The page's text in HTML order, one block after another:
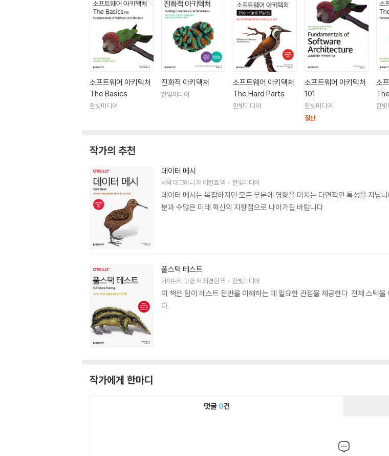
소프트웨어 아키텍처
The Basics
한빛미디어
진화적 아키텍처
한빛미디어
소프트웨어 아키텍처
The Hard Parts
한빛미디어
소프트웨어 아키텍처
101
한빛미디어
절판
소
한빛
작가의 추천
데이터 메시
세막 데그하니저 이헌효역 한빛미디어
데이터 메시는 복잡하지만 모든 부분에 영향을 미치는 다면적인 특성을 지닙
분과 수많은 미래 혁신의 지향점으로 나아가길 바랍니다.
풀스택 테스트
가야트리 모한저최경현 역 한빛미디어
이 책은 팀이 테스트 전반을 이해하는 데 필요한 관점을 제공한다. 전체 스택
다.
작가에게 한마디
댓글 0건